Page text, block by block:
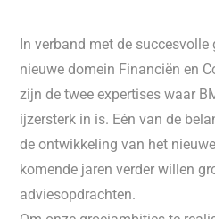
In verband met de succesvolle
nieuwe domein Financiën en
zijn de twee expertises waar
ijzersterk in is. Eén van de
de ontwikkeling van het
komende jaren verder willen
adviesopdrachten.